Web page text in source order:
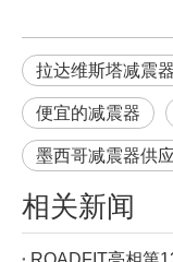
拉达维斯塔减震器
便宜的减震器
墨西哥减震器供
相关新闻